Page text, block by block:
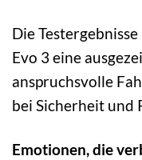
Die
Evo 3 eine
anspruchsvolle
bei Sicherheit und
Emotionen, die